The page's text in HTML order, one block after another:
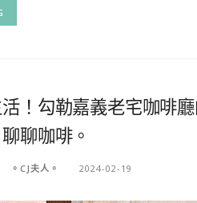
！勾勒嘉義老宅咖啡
聊咖啡。
。CJ夫人。 2024-02-19